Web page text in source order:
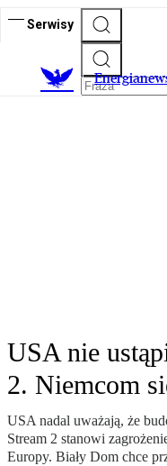
Serwisy
E
USA nie
2. Niemcom
USA nadal uważają, że
Stream 2 stanowi
Europy. Biały Dom chce